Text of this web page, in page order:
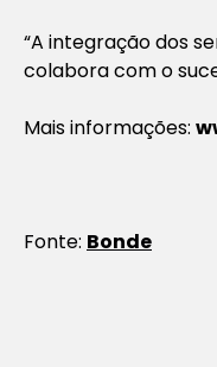
“A integração dos
colabora com o
Mais informações:
Fonte: Bonde